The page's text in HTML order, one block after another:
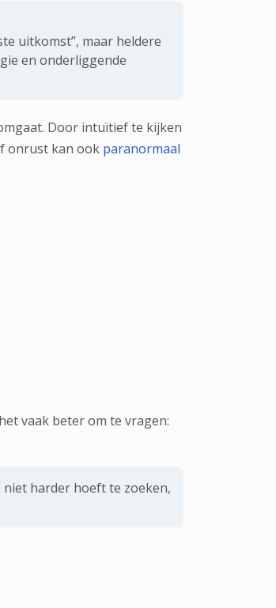
uitkomst”, maar heldere
en onderliggende
Door intuïtief te kijken
onrust kan ook paranormaal
vaak beter om te vragen:
harder hoeft te zoeken,